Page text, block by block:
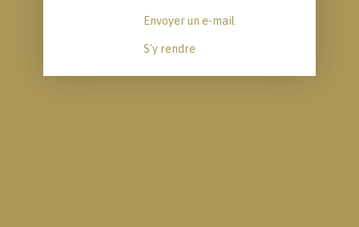
Envoyer un e-mail
S'y rendre